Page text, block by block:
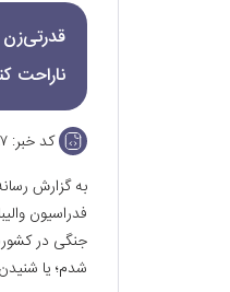
قدرتی‌زن
ناراحت
کد خبر:
به گزارش
فدراسیون
جنگی در
شدم؛ یا شنیدن اخباری